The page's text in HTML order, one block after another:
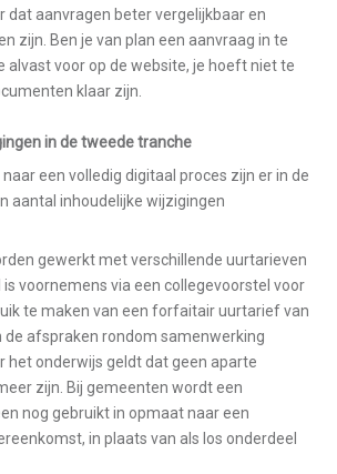
dat aanvragen beter vergelijkbaar en
zijn. Ben je van plan een aanvraag in te
alvast voor op de website, je hoeft niet te
klaar zijn.
in de tweede tranche
een volledig digitaal proces zijn er in de
aantal inhoudelijke wijzigingen
gewerkt met verschillende uurtarieven
is voornemens via een collegevoorstel voor
te maken van een forfaitair uurtarief van
de afspraken rondom samenwerking
het onderwijs geldt dat geen aparte
zijn. Bij gemeenten wordt een
nog gebruikt in opmaat naar een
in plaats van als los onderdeel